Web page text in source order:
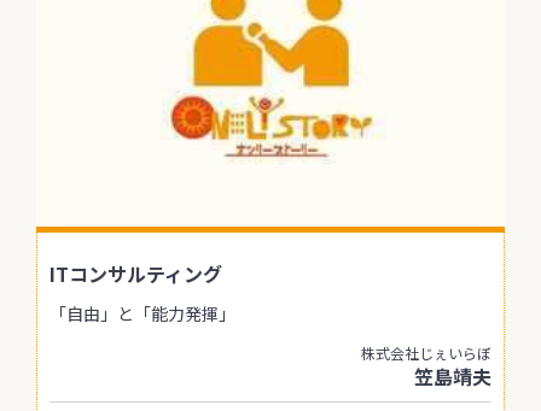
ITコンサルティング
「自由」と「能力発揮」
株式会社じぇいらぼ
笠島靖夫